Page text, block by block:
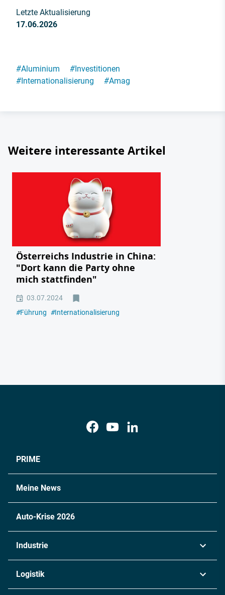
Letzte Aktualisierung
17.06.2026
#Aluminium #Investitionen
#Internationalisierung #Amag
Weitere interessante Artikel
Österreichs Industrie in China:
"Dort kann die Party ohne
mich stattfinden"
03.07.2024
#Führung #Internationalisierung
PRIME
Meine News
Auto-Krise 2026
Industrie
Logistik